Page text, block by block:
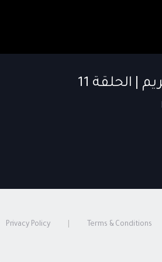
Terms & Conditions
Privacy Policy